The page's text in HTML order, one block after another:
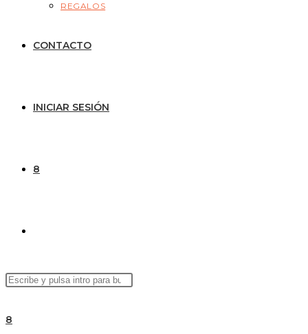
REGALOS
CONTACTO
INICIAR SESIÓN
8
Buscar
esta
8